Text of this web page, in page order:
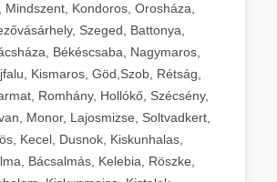
Mindszent, Kondoros, Orosháza,
Szeged, Battonya,
Békéscsaba, Nagymaros,
Kismaros, Göd,Szob, Rétság,
Romhány, Hollókő, Szécsény,
Monor, Lajosmizse, Soltvadkert,
Kecel, Dusnok, Kiskunhalas,
Bácsalmás, Kelebia, Röszke,